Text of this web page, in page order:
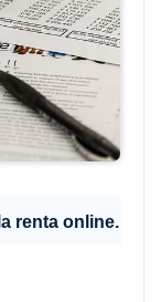
renta online.